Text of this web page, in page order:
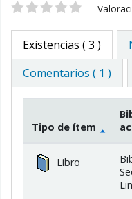
Valoración
Existencias ( 3 )
Comentarios ( 1 )
Tipo de ítem
Libro